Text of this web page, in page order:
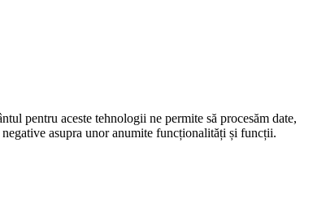
pentru aceste tehnologii ne permite să procesăm date,
asupra unor anumite funcționalități și funcții.